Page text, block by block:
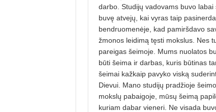
darbo. Studijų vadovams buvo
buvę atvejų, kai vyras taip
bendruomenėje, kad pamiršdavo
žmonos leidimą tęsti mokslus. Nes
pareigas šeimoje. Mums nuolatos
būti šeima ir darbas, kuris būtinas
šeimai kažkaip pavyko viską
Dievui. Mano studijų pradžioje
mokslų pabaigoje, mūsų šeimą
kuriam dabar vieneri. Ne visada